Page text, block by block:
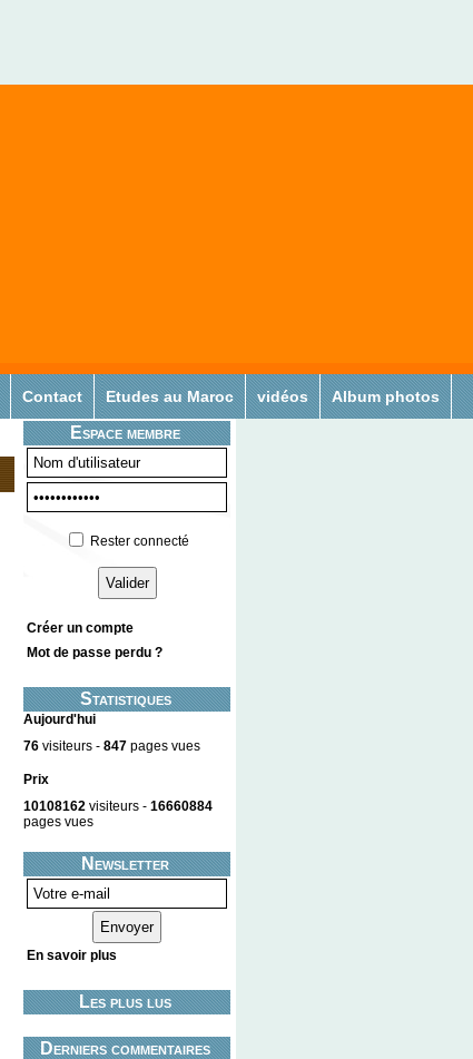
Contact Etudes au Maroc vidéos Album photos
Espace membre
Rester connecté
Créer un compte
Mot de passe perdu ?
Statistiques
Aujourd'hui
76 visiteurs - 847 pages vues
Prix
10108162 visiteurs - 16660884
pages vues
Newsletter
En savoir plus
Les plus lus
Derniers commentaires